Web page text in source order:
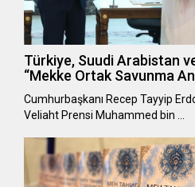
Türkiye, Suudi Arabistan
“Mekke Ortak Savunma
Cumhurbaşkanı Recep Tayyip
Veliaht Prensi Muhammed bin …